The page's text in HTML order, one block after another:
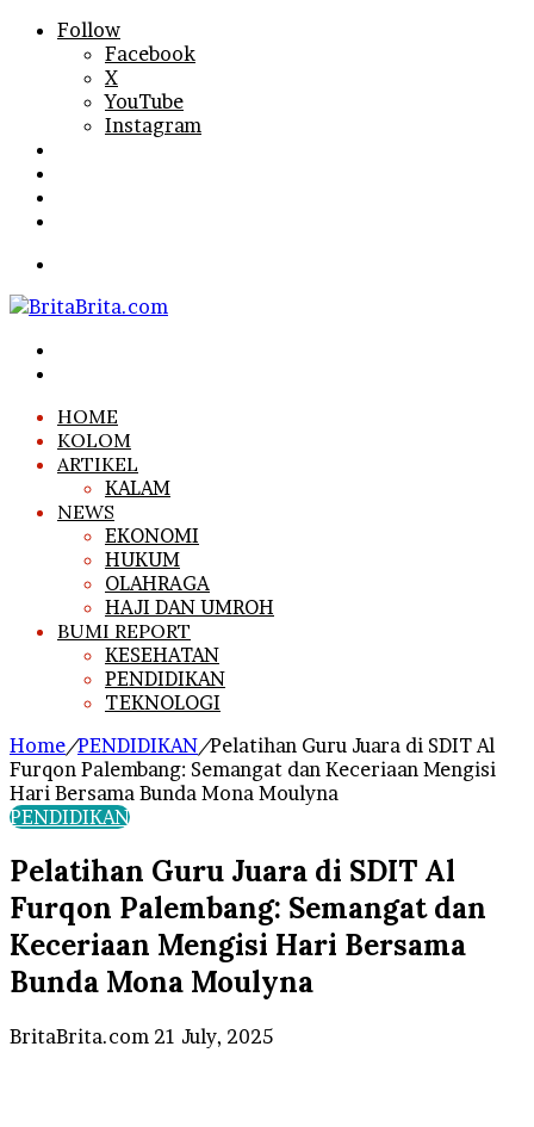
Follow
Facebook
X
YouTube
Instagram
HOME
KOLOM
ARTIKEL
KALAM
NEWS
EKONOMI
HUKUM
OLAHRAGA
HAJI DAN UMROH
BUMI REPORT
KESEHATAN
PENDIDIKAN
TEKNOLOGI
Home/PENDIDIKAN/Pelatihan Guru Juara di SDIT Al
Furqon Palembang: Semangat dan Keceriaan Mengisi
Hari Bersama Bunda Mona Moulyna
PENDIDIKAN
Pelatihan Guru Juara di SDIT Al
Furqon Palembang: Semangat dan
Keceriaan Mengisi Hari Bersama
Bunda Mona Moulyna
BritaBrita.com Send
21 July, 2025